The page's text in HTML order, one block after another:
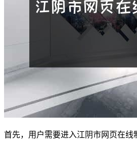
首先，用户需要进入江阴市网页在线